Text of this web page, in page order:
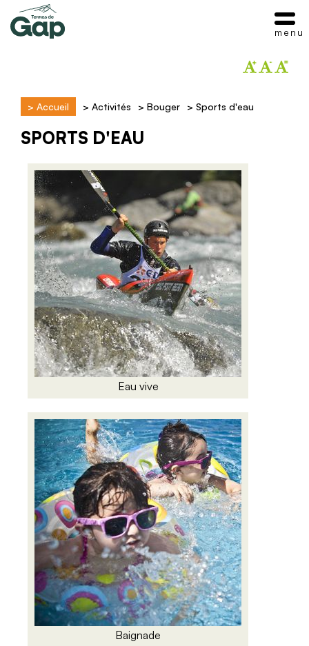
> Accueil > Activités > Bouger > Sports d'eau
SPORTS D'EAU
Eau vive
Baignade
menu